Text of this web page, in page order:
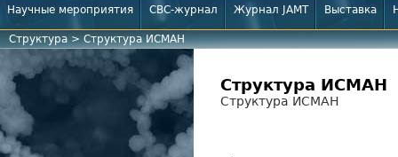
Научные мероприятия СВС-журнал Журнал JAMT Выставка
Структура>Структура ИСМАН
Структура ИСМАН
Структура ИСМАН